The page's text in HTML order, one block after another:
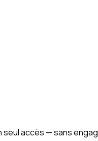
seul accès — sans